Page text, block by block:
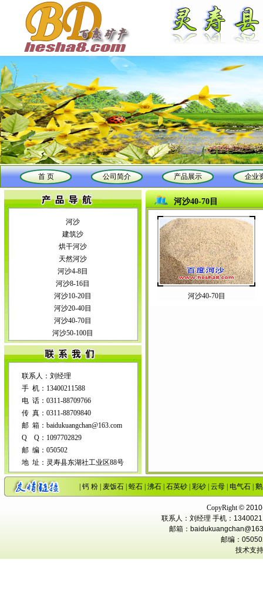
首 页 公司简介 产品展示 企业
河沙
建筑沙
烘干河沙
天然河沙
河沙4-8目
河沙8-16目
河沙10-20目
河沙20-40目
河沙40-70目
河沙50-100目
联系人：刘经理
手 机：13400211588
电 话：0311-88709766
传 真：0311-88709840
邮 箱：baidukuangchan@163.com
Q Q：1097702829
邮 编：050502
地 址：灵寿县东湖社工业区88号
河沙40-70目
河沙40-70目
钙 粉 麦饭石 蛭石 沸石 石英砂 彩砂 云母 电气石
CopyRight©
联系人：刘经理 手机：
邮箱：
邮编：
技术支